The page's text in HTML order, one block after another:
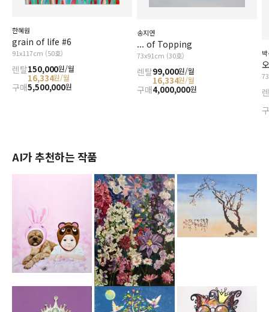
한혜원
grain of life #6
91x117cm (50호)
렌탈150,000원/월
16,334원/월
구매5,500,000원
송지연
... of Topping
73x91cm (30호)
렌탈99,000원/월
16,334원/월
구매4,000,000원
AI가 추천하는 작품